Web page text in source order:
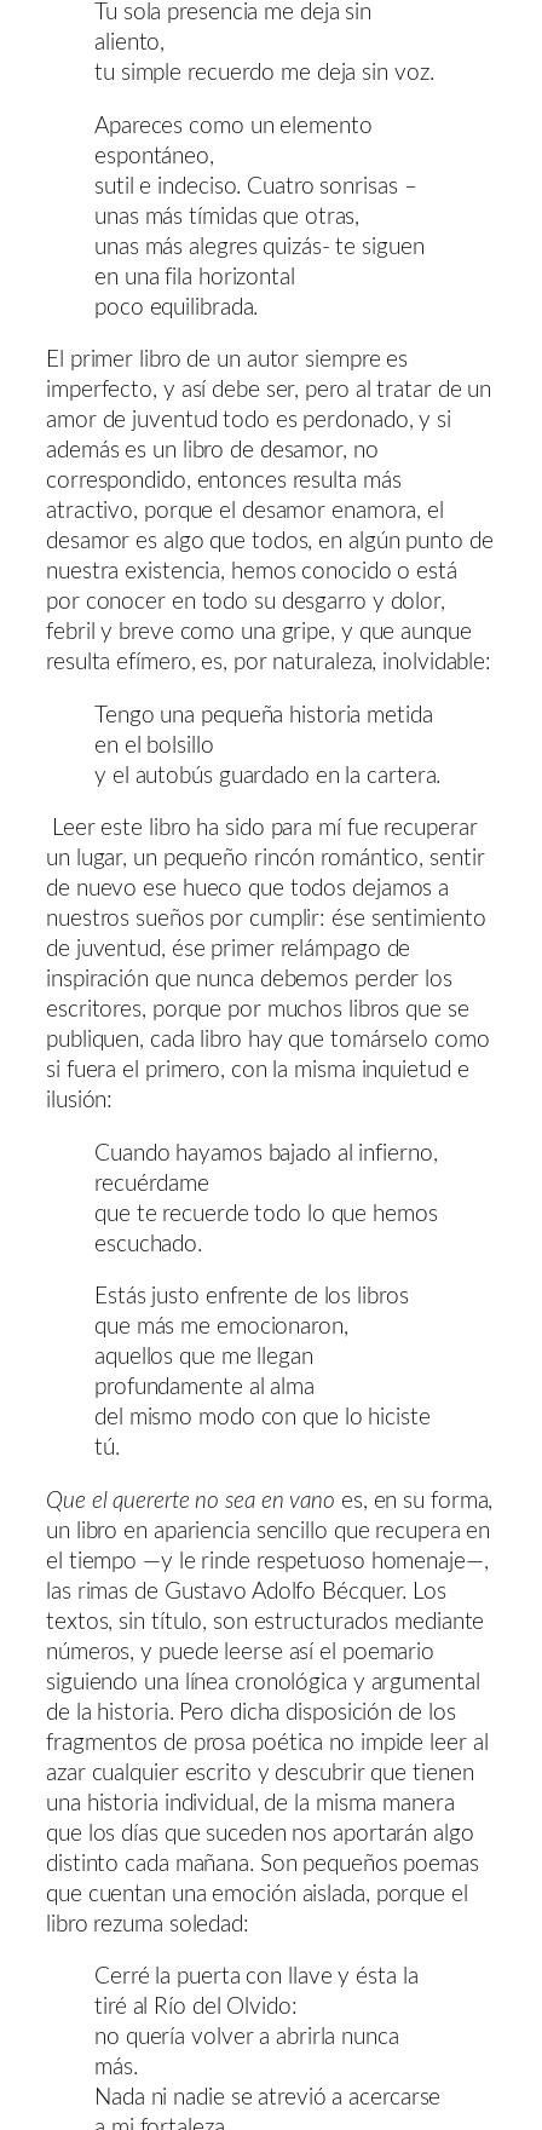
Tu sola presencia me deja sin
aliento,
tu simple recuerdo me deja sin voz.
Apareces como un elemento
espontáneo,
sutil e indeciso. Cuatro sonrisas –
unas más tímidas que otras,
unas más alegres quizás- te siguen
en una fila horizontal
poco equilibrada.
El primer libro de un autor siempre es
imperfecto, y así debe ser, pero al tratar de un
amor de juventud todo es perdonado, y si
además es un libro de desamor, no
correspondido, entonces resulta más
atractivo, porque el desamor enamora, el
desamor es algo que todos, en algún punto de
nuestra existencia, hemos conocido o está
por conocer en todo su desgarro y dolor,
febril y breve como una gripe, y que aunque
resulta efímero, es, por naturaleza, inolvidable:
Tengo una pequeña historia metida
en el bolsillo
y el autobús guardado en la cartera.
Leer este libro ha sido para mí fue recuperar
un lugar, un pequeño rincón romántico, sentir
de nuevo ese hueco que todos dejamos a
nuestros sueños por cumplir: ése sentimiento
de juventud, ése primer relámpago de
inspiración que nunca debemos perder los
escritores, porque por muchos libros que se
publiquen, cada libro hay que tomárselo como
si fuera el primero, con la misma inquietud e
ilusión:
Cuando hayamos bajado al infierno,
recuérdame
que te recuerde todo lo que hemos
escuchado.
Estás justo enfrente de los libros
que más me emocionaron,
aquellos que me llegan
profundamente al alma
del mismo modo con que lo hiciste
tú.
Que el quererte no sea en vano es, en su forma,
un libro en apariencia sencillo que recupera en
el tiempo ―y le rinde respetuoso homenaje―,
las rimas de Gustavo Adolfo Bécquer. Los
textos, sin título, son estructurados mediante
números, y puede leerse así el poemario
siguiendo una línea cronológica y argumental
de la historia. Pero dicha disposición de los
fragmentos de prosa poética no impide leer al
azar cualquier escrito y descubrir que tienen
una historia individual, de la misma manera
que los días que suceden nos aportarán algo
distinto cada mañana. Son pequeños poemas
que cuentan una emoción aislada, porque el
libro rezuma soledad:
Cerré la puerta con llave y ésta la
tiré al Río del Olvido:
no quería volver a abrirla nunca
más.
Nada ni nadie se atrevió a acercarse